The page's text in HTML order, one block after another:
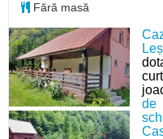
de
Fără masă